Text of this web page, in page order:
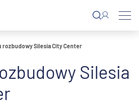
rozbudowy Silesia City Center
Silesia